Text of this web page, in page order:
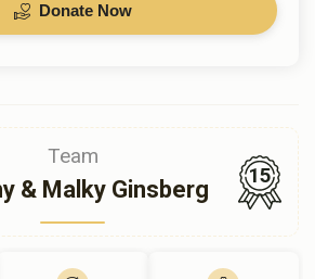
Donate Now
Team
& Malky Ginsberg
15